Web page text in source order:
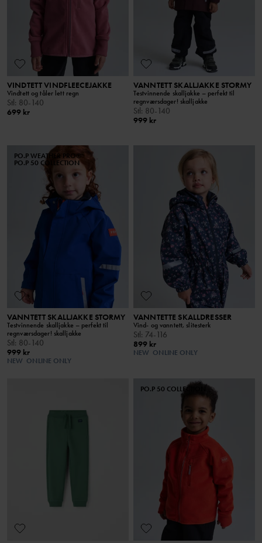
VINDTETT VINDFLEECEJAKKE
Vindtett og tåler lett regn
Stl : 80-140
699 kr
VANNTETT SKALLJAKKE STORMY
Testvinnende skalljakke – perfekt til
regnværsdager! skalljakke
Stl : 80-140
999 kr
PO.P WEATHER PRO®
PO.P 50 COLLECTION
VANNTETT SKALLJAKKE STORMY
Testvinnende skalljakke – perfekt til
regnværsdager! skalljakke
Stl: 80-140
999 kr
NEW ONLINE ONLY
VANNTETTE SKALLDRESSER
Vind- og vanntett, slitesterk
Stl: 74-116
899 kr
NEW ONLINE ONLY
PO.P 50 COLLECTION